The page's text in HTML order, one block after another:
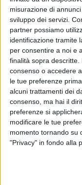
misurazione di
sviluppo dei servizi.
partner possiamo
identificazione tramite
per consentire a noi e
finalità sopra
consenso o accedere
le tue preferenze
alcuni trattamenti dei
consenso, ma hai il
preferenze si
modificare le tue
momento tornando su
"Privacy" in fondo alla
Carenini
ITALIA 1 MARZO 2023